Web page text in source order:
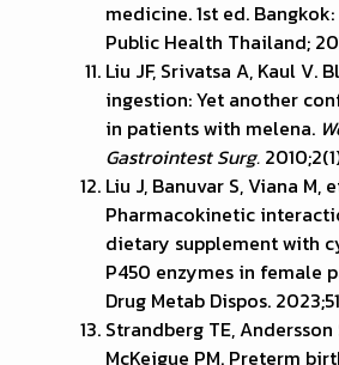
medicine. 1st ed.
Public Health Thailand;
Liu JF, Srivatsa A, Kaul V.
ingestion: Yet another
in patients with melena.
Gastrointest Surg.
Liu J, Banuvar S, Viana M,
Pharmacokinetic
dietary supplement with
P450 enzymes in female
Drug Metab Dispos.
Strandberg TE, Andersson
McKeigue PM. Preterm